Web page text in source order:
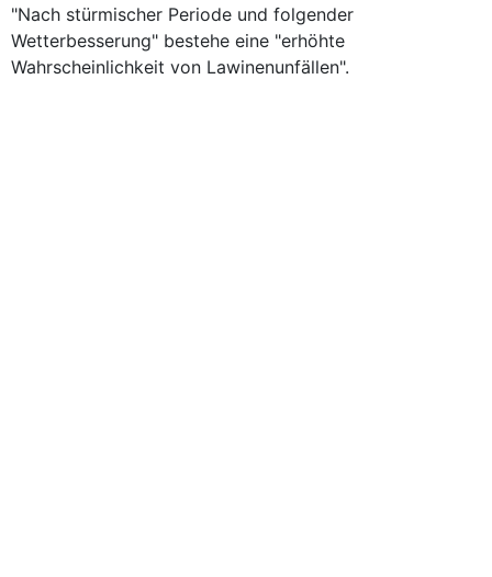
"Nach stürmischer Periode und folgender
Wetterbesserung" bestehe eine "erhöhte
Wahrscheinlichkeit von Lawinenunfällen".